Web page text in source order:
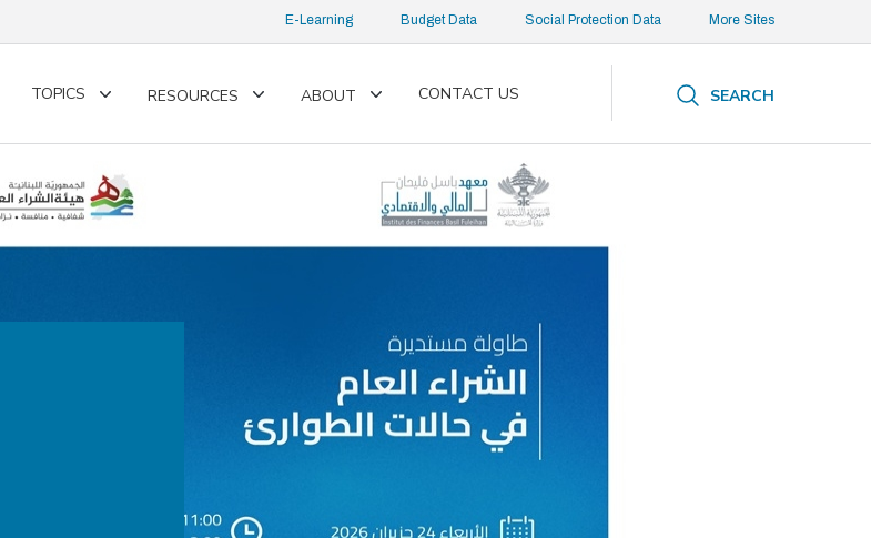
E-Learning Budget Data Social Protection Data More Sites
TOPICS
ToggleRESOURCES
ToggleABOUT
Toggle
CONTACT US SEARCH